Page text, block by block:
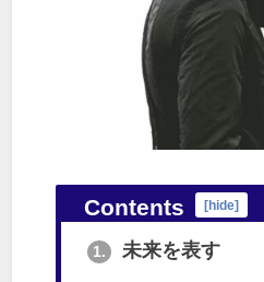
Contents [hide]
1. 未来を表す